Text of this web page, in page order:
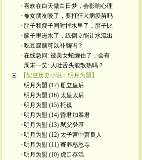
· 喜欢在白天做白日梦，会影响心理
· 被女朋友咬了，要打狂犬病疫苗吗
· 胖子和瘦子同时掉水里了，胖子比
· 脑子里进水了，练倒立能让水流出
· 吃豆腐脑可以补脑吗？
· 在线急问: 被美女蛇缠住了，会有
· 周末一笑: 人吐舌头能散热吗？
【架空历史小说：明月为盟】
· 明月为盟 (17) 册立皇后
· 明月为盟 (16) 太皇太后
· 明月为盟 (15) 托孤
· 明月为盟 (14) 昏君加暴君
· 明月为盟 (13) 弑父登基
· 明月为盟 (12) 太子宫中萧良人
· 明月为盟 (11) 寄养慈恩寺
· 明月为盟 (10) 虎口存活